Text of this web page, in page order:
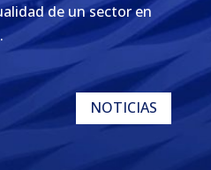
de un sector en
NOTICIAS